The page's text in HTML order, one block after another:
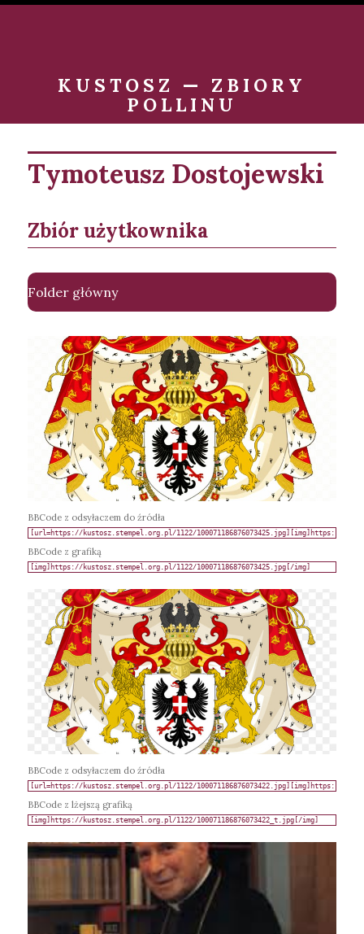
KUSTOSZ — ZBIORY
POLLINU
Tymoteusz Dostojewski
Zbiór użytkownika
Folder główny
BBCode z odsyłaczem do źródła
BBCode z grafiką
BBCode z odsyłaczem do źródła
BBCode z lżejszą grafiką